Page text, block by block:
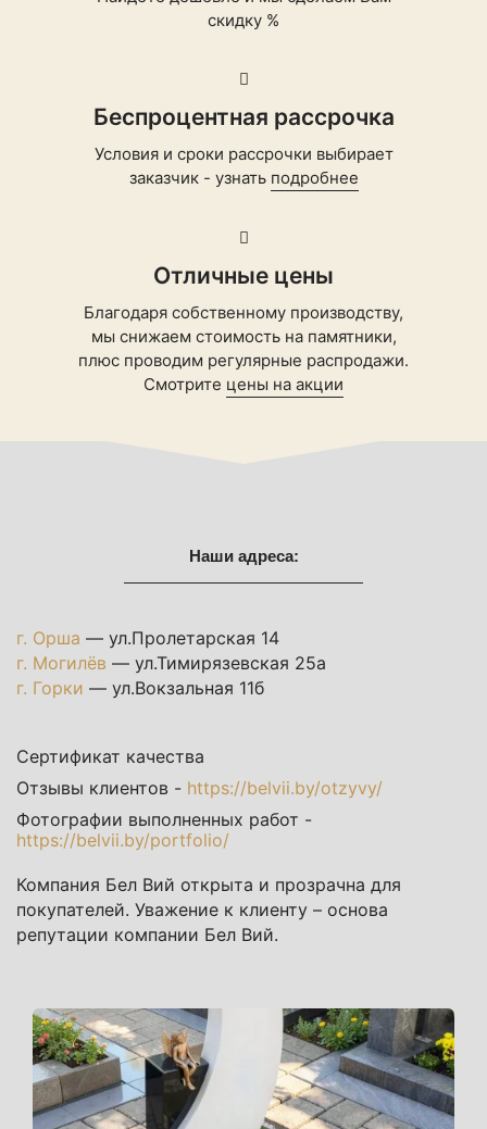
скидку %
Беспроцентная рассрочка
Условия и сроки рассрочки выбирает
заказчик - узнать подробнее
Отличные цены
Благодаря собственному производству,
мы снижаем стоимость на памятники,
плюс проводим регулярные распродажи.
Смотрите цены на акции
Наши адреса:
г. Орша — ул.Пролетарская 14
г. Могилёв — ул.Тимирязевская 25а
г. Горки — ул.Вокзальная 11б
Сертификат качества
Отзывы клиентов - https://belvii.by/otzyvy/
Фотографии выполненных работ -
https://belvii.by/portfolio/
Компания Бел Вий открыта и прозрачна для
покупателей. Уважение к клиенту – основа
репутации компании Бел Вий.